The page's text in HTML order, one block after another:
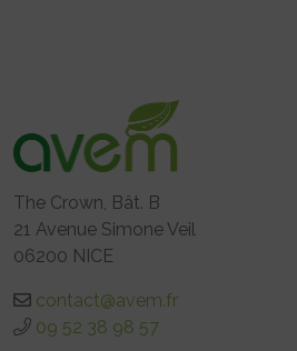
The Crown, Bât. B
21 Avenue Simone Veil
06200 NICE
contact@avem.fr
09 52 38 98 57